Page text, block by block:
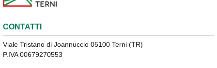
CONTATTI
Viale Tristano di Joannuccio 05100 Terni (TR)
P.IVA 00679270553